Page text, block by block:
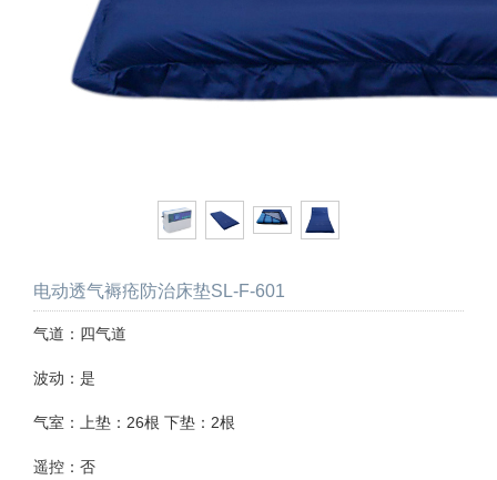
电动透气褥疮防治床垫SL-F-601
气道：四气道
波动：是
气室：上垫：26根 下垫：2根
遥控：否